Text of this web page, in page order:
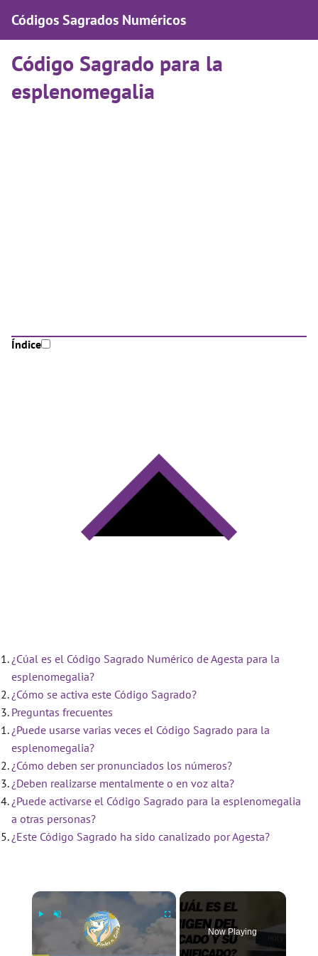
Códigos Sagrados Numéricos
Código Sagrado para la
esplenomegalia
Índice
¿Cúal es el Código Sagrado Numérico de Agesta para la
esplenomegalia?
¿Cómo se activa este Código Sagrado?
Preguntas frecuentes
¿Puede usarse varias veces el Código Sagrado para la
esplenomegalia?
¿Cómo deben ser pronunciados los números?
¿Deben realizarse mentalmente o en voz alta?
¿Puede activarse el Código Sagrado para la esplenomegalia
a otras personas?
¿Este Código Sagrado ha sido canalizado por Agesta?
×
Now Playing